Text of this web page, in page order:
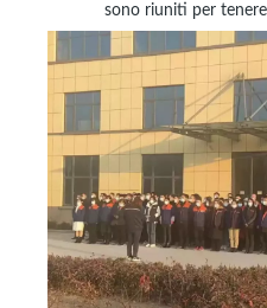
sono riuniti per